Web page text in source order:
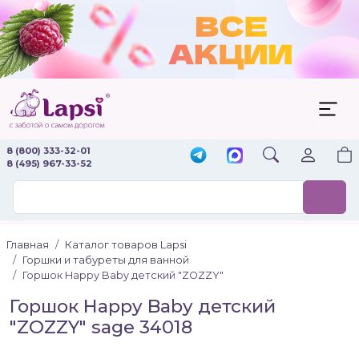
8 (800) 333-32-01
8 (495) 967-33-52
Главная
Каталог товаров Lapsi
Горшки и табуреты для ванной
Горшок Happy Baby детский "ZOZZY"
Горшок Happy Baby детский
"ZOZZY" sage 34018